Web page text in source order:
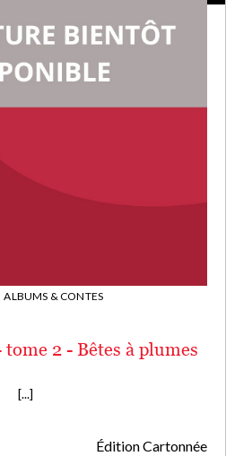
ALBUMS & CONTES
2 - Bêtes à plumes
[...]
Édition Cartonnée